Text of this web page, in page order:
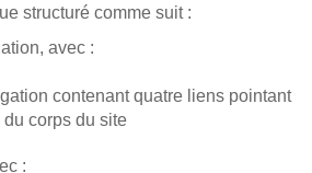
structuré comme suit :
avec :
contenant quatre liens pointant
corps du site
: